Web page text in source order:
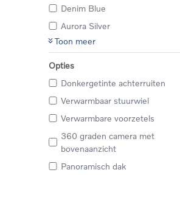
Denim Blue
Aurora Silver
Toon meer
Opties
Donkergetinte achterruiten
Verwarmbaar stuurwiel
Verwarmbare voorzetels
360 graden camera met
bovenaanzicht
Panoramisch dak